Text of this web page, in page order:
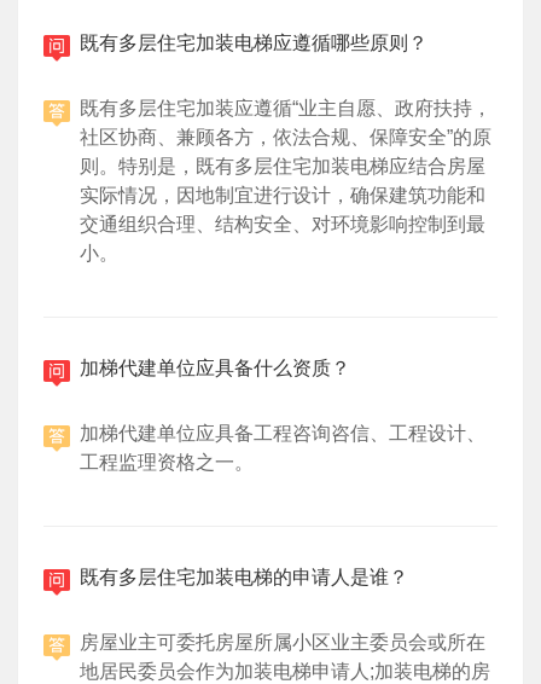
既有多层住宅加装电梯应遵循哪些原则？
既有多层住宅加装应遵循“业主自愿、政府扶持，
社区协商、兼顾各方，依法合规、保障安全”的原
则。特别是，既有多层住宅加装电梯应结合房屋
实际情况，因地制宜进行设计，确保建筑功能和
交通组织合理、结构安全、对环境影响控制到最
小。
加梯代建单位应具备什么资质？
加梯代建单位应具备工程咨询咨信、工程设计、
工程监理资格之一。
既有多层住宅加装电梯的申请人是谁？
房屋业主可委托房屋所属小区业主委员会或所在
地居民委员会作为加装电梯申请人;加装电梯的房